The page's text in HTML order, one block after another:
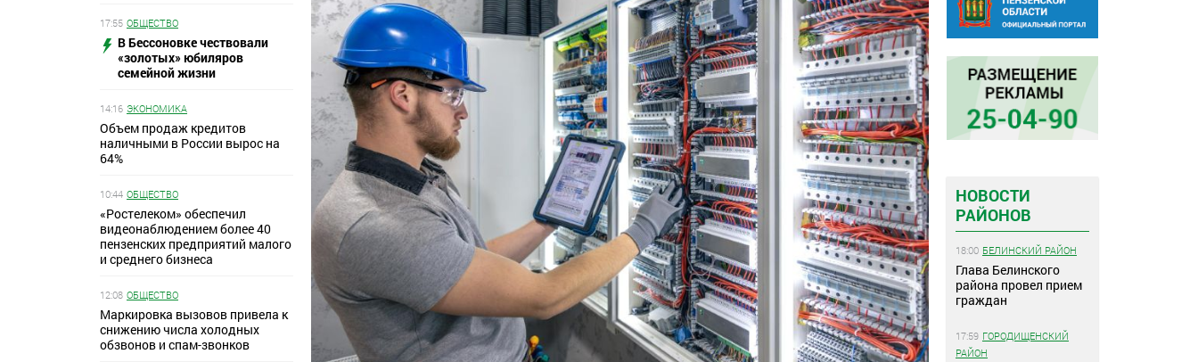
17:55 ОБЩЕСТВО
В Бессоновке чествовали
«золотых» юбиляров
семейной жизни
14:16 ЭКОНОМИКА
Объем продаж кредитов
наличными в России вырос на
64%
10:44 ОБЩЕСТВО
«Ростелеком» обеспечил
видеонаблюдением более 40
пензенских предприятий малого
и среднего бизнеса
12:08 ОБЩЕСТВО
Маркировка вызовов привела к
снижению числа холодных
обзвонов и спам-звонков
НОВОСТИ
РАЙОНОВ
18:00 БЕЛИНСКИЙ РАЙОН
Глава Белинского
района провел прием
граждан
17:59 ГОРОДИЩЕНСКИЙ
РАЙОН